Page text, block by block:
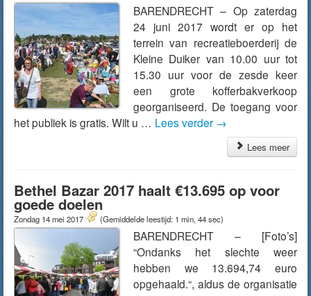
BARENDRECHT – Op zaterdag
24 juni 2017 wordt er op het
terrein van recreatieboerderij de
Kleine Duiker van 10.00 uur tot
15.30 uur voor de zesde keer
een grote kofferbakverkoop
georganiseerd. De toegang voor
het publiek is gratis. Wilt u … Lees verder →
Lees meer
Bethel Bazar 2017 haalt €13.695 op voor
goede doelen
Zondag 14 mei 2017 (Gemiddelde leestijd: 1 min, 44 sec)
BARENDRECHT – [Foto’s]
“Ondanks het slechte weer
hebben we 13.694,74 euro
opgehaald.“, aldus de organisatie